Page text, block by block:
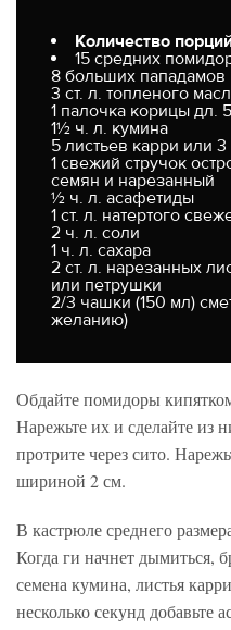
Количество
15 средних
8 больших пападамов
3 ст. л. топленого
1 палочка корицы дл.
1½ ч. л. кумина
5 листьев карри или
1 свежий стручок
семян и нарезанный
½ ч. л. асафетиды
1 ст. л. натертого
2 ч. л. соли
1 ч. л. сахара
2 ст. л. нарезанных
или петрушки
2/3 чашки (150 мл)
желанию)
Обдайте помидоры
Нарежьте их и сделайте из
протрите через сито.
шириной 2 см.
В кастрюле среднего
Когда ги начнет дымиться,
семена кумина, листья
несколько секунд добавьте